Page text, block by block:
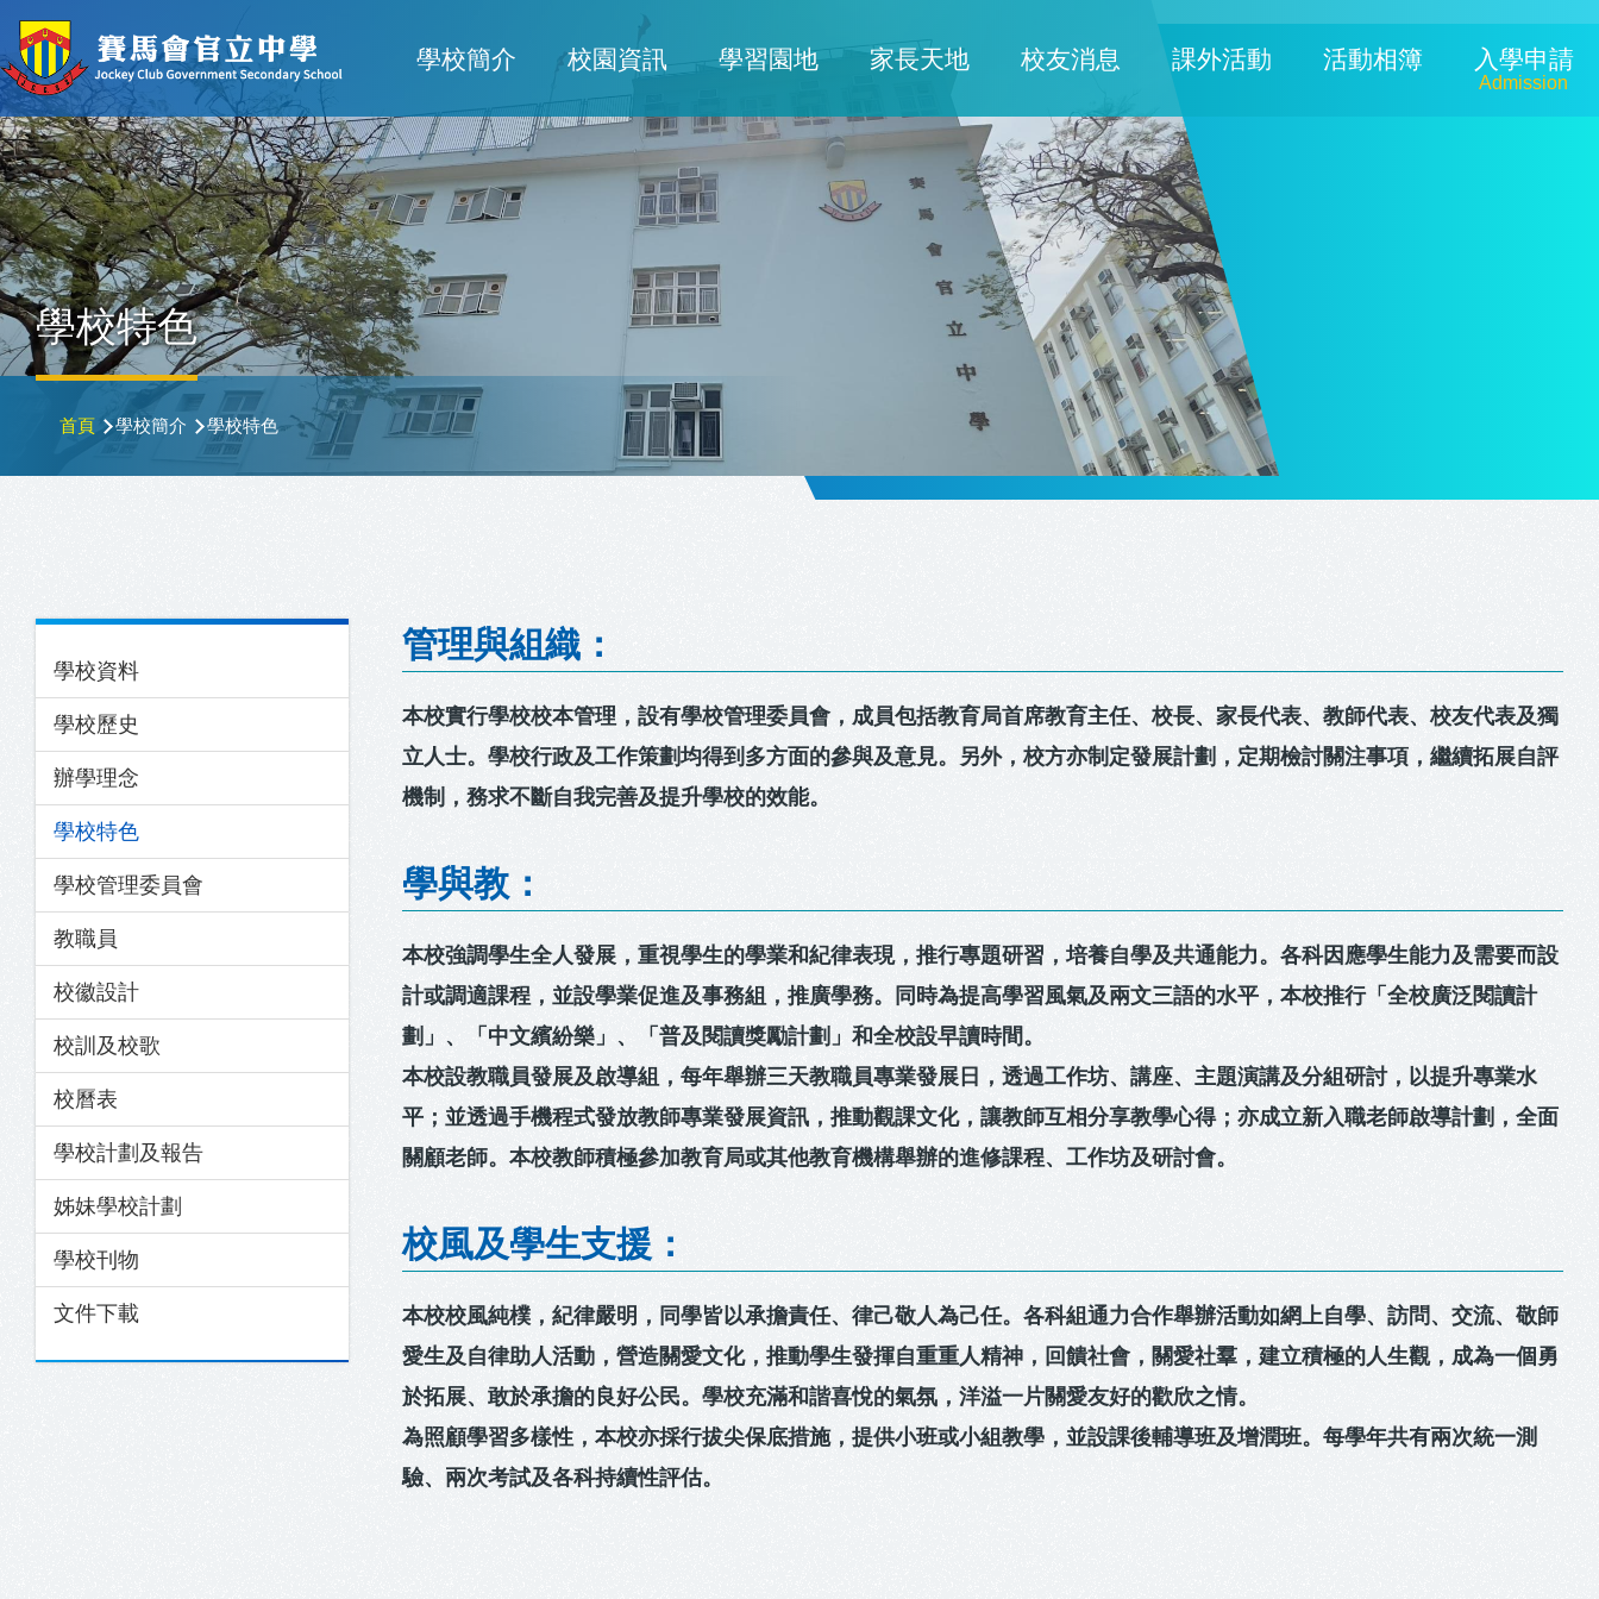
移至主內容
Main
navigation
學校簡介 校園資訊 學習園地 家長天地 校友消息 課外活動 活動相簿 入學申請
Admission
學校特色
航
連
首頁 學校簡介 學校特色
管理與組織：
本校實行學校校本管理，設有學校管理委員會，成員包括教育局首席教育主任、校長、家長代表、教師代表、校友代表及獨
立人士。學校行政及工作策劃均得到多方面的參與及意見。另外，校方亦制定發展計劃，定期檢討關注事項，繼續拓展自評
機制，務求不斷自我完善及提升學校的效能。
學與教：
本校強調學生全人發展，重視學生的學業和紀律表現，推行專題研習，培養自學及共通能力。各科因應學生能力及需要而設
計或調適課程，並設學業促進及事務組，推廣學務。同時為提高學習風氣及兩文三語的水平，本校推行「全校廣泛閱讀計
劃」、「中文繽紛樂」、「普及閱讀獎勵計劃」和全校設早讀時間。
本校設教職員發展及啟導組，每年舉辦三天教職員專業發展日，透過工作坊、講座、主題演講及分組研討，以提升專業水
平；並透過手機程式發放教師專業發展資訊，推動觀課文化，讓教師互相分享教學心得；亦成立新入職老師啟導計劃，全面
關顧老師。本校教師積極參加教育局或其他教育機構舉辦的進修課程、工作坊及研討會。
校風及學生支援：
本校校風純樸，紀律嚴明，同學皆以承擔責任、律己敬人為己任。各科組通力合作舉辦活動如網上自學、訪問、交流、敬師
愛生及自律助人活動，營造關愛文化，推動學生發揮自重重人精神，回饋社會，關愛社羣，建立積極的人生觀，成為一個勇
於拓展、敢於承擔的良好公民。學校充滿和諧喜悅的氣氛，洋溢一片關愛友好的歡欣之情。
為照顧學習多樣性，本校亦採行拔尖保底措施，提供小班或小組教學，並設課後輔導班及增潤班。每學年共有兩次統一測
驗、兩次考試及各科持續性評估。
navigation
學校資料
學校歷史
辦學理念
學校特色
學校管理委員會
教職員
校徽設計
校訓及校歌
校曆表
學校計劃及報告
姊妹學校計劃
學校刊物
文件下載